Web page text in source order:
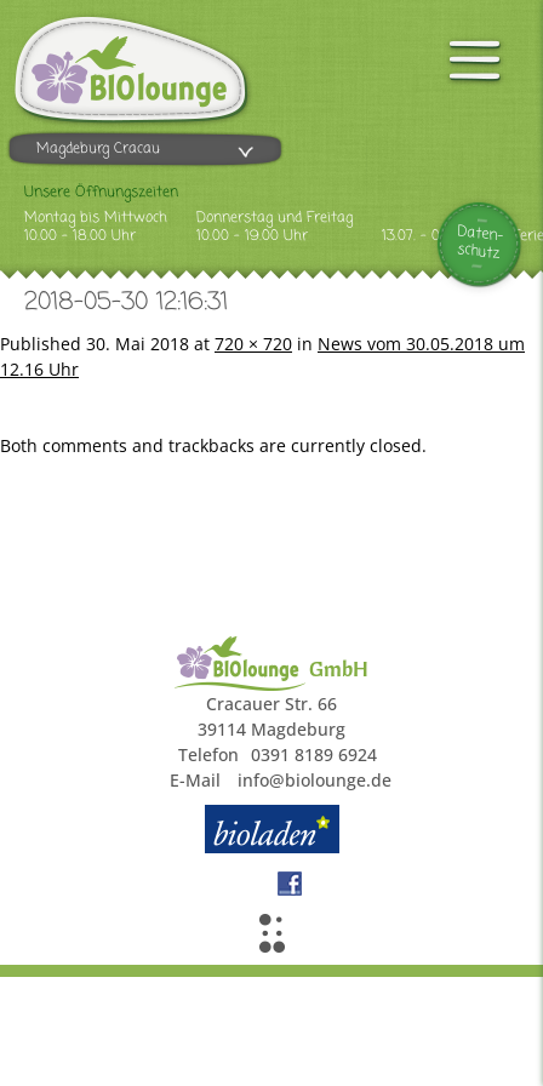
Magdeburg Cracau
Unsere Öffnungszeiten
Montag bis Mittwoch
10.00 - 18.00 Uhr
Donnerstag und Freitag
10.00 - 19.00 Uhr
13.07. - 09.08.2026
Daten-
schutz
2018-05-30 12:16:31
Published 30. Mai 2018 at 720 × 720 in News vom 30.05.2018 um
12.16 Uhr
Both comments and trackbacks are currently closed.
GmbH
Cracauer Str. 66
39114 Magdeburg
Telefon 0391 8189 6924
E-Mail
info@biolounge.de